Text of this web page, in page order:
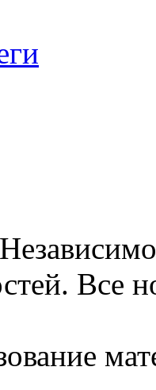
Все